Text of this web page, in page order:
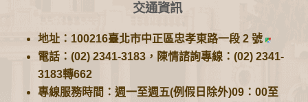
交通資訊
地址：100216臺北市中正區忠孝東路一段 2 號
電話：(02) 2341-3183，陳情諮詢專線：(02) 2341-
3183轉662
專線服務時間：週一至週五(例假日除外)09：00至